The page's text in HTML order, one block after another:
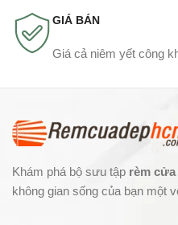
GIÁ BÁN
Giá cả niêm yết công
Khám phá bộ sưu tập rèm cửa
không gian sống của bạn một